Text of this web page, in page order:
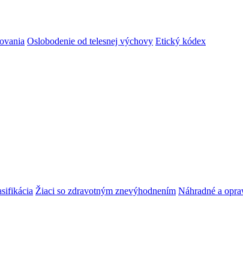
Oslobodenie od telesnej výchovy Etický kódex
Žiaci so zdravotným znevýhodnením Náhradné a